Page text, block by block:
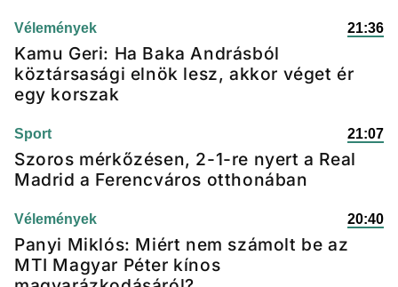
Vélemények 21:36
Kamu Geri: Ha Baka Andrásból
köztársasági elnök lesz, akkor véget ér
egy korszak
Sport 21:07
Szoros mérkőzésen, 2-1-re nyert a Real
Madrid a Ferencváros otthonában
Vélemények 20:40
Panyi Miklós: Miért nem számolt be az
MTI Magyar Péter kínos